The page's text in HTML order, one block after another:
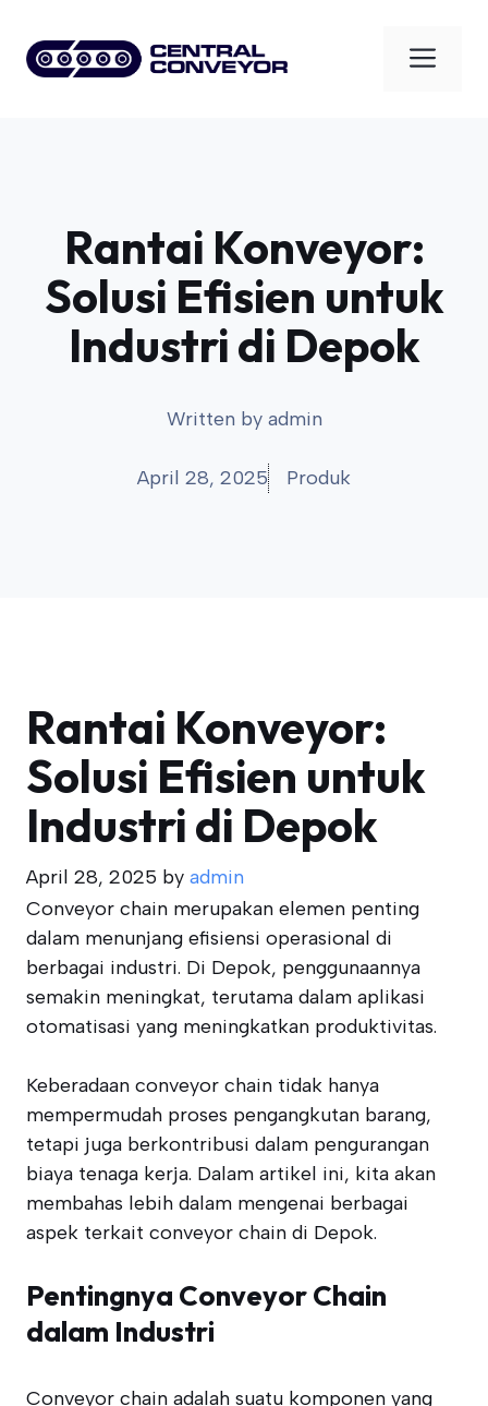
content
Rantai Konveyor:
Solusi Efisien untuk
Industri di Depok
Written by admin
April 28, 2025 Produk
Rantai Konveyor:
Solusi Efisien untuk
Industri di Depok
April 28, 2025 by admin
Conveyor chain merupakan elemen penting
dalam menunjang efisiensi operasional di
berbagai industri. Di Depok, penggunaannya
semakin meningkat, terutama dalam aplikasi
otomatisasi yang meningkatkan produktivitas.
Keberadaan conveyor chain tidak hanya
mempermudah proses pengangkutan barang,
tetapi juga berkontribusi dalam pengurangan
biaya tenaga kerja. Dalam artikel ini, kita akan
membahas lebih dalam mengenai berbagai
aspek terkait conveyor chain di Depok.
Pentingnya Conveyor Chain
dalam Industri
Conveyor chain adalah suatu komponen yang